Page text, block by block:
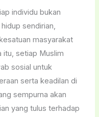
individu bukan
sendirian,
masyarakat
itu, setiap Muslim
sosial untuk
serta keadilan di
sempurna akan
yang tulus terhadap